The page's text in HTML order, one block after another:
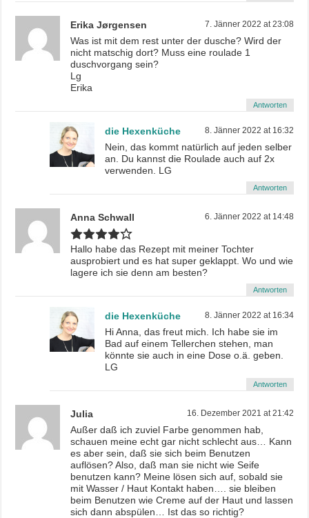
Erika Jørgensen 7. Jänner 2022 at 23:08
Was ist mit dem rest unter der dusche? Wird der
nicht matschig dort? Muss eine roulade 1
duschvorgang sein?
Lg
Erika
Antworten
die Hexenküche 8. Jänner 2022 at 16:32
Nein, das kommt natürlich auf jeden selber
an. Du kannst die Roulade auch auf 2x
verwenden. LG
Antworten
Anna Schwall 6. Jänner 2022 at 14:48
Hallo habe das Rezept mit meiner Tochter
ausprobiert und es hat super geklappt. Wo und wie
lagere ich sie denn am besten?
Antworten
die Hexenküche 8. Jänner 2022 at 16:34
Hi Anna, das freut mich. Ich habe sie im
Bad auf einem Tellerchen stehen, man
könnte sie auch in eine Dose o.ä. geben.
LG
Antworten
Julia 16. Dezember 2021 at 21:42
Außer daß ich zuviel Farbe genommen hab,
schauen meine echt gar nicht schlecht aus… Kann
es aber sein, daß sie sich beim Benutzen
auflösen? Also, daß man sie nicht wie Seife
benutzen kann? Meine lösen sich auf, sobald sie
mit Wasser / Haut Kontakt haben…. sie bleiben
beim Benutzen wie Creme auf der Haut und lassen
sich dann abspülen… Ist das so richtig?